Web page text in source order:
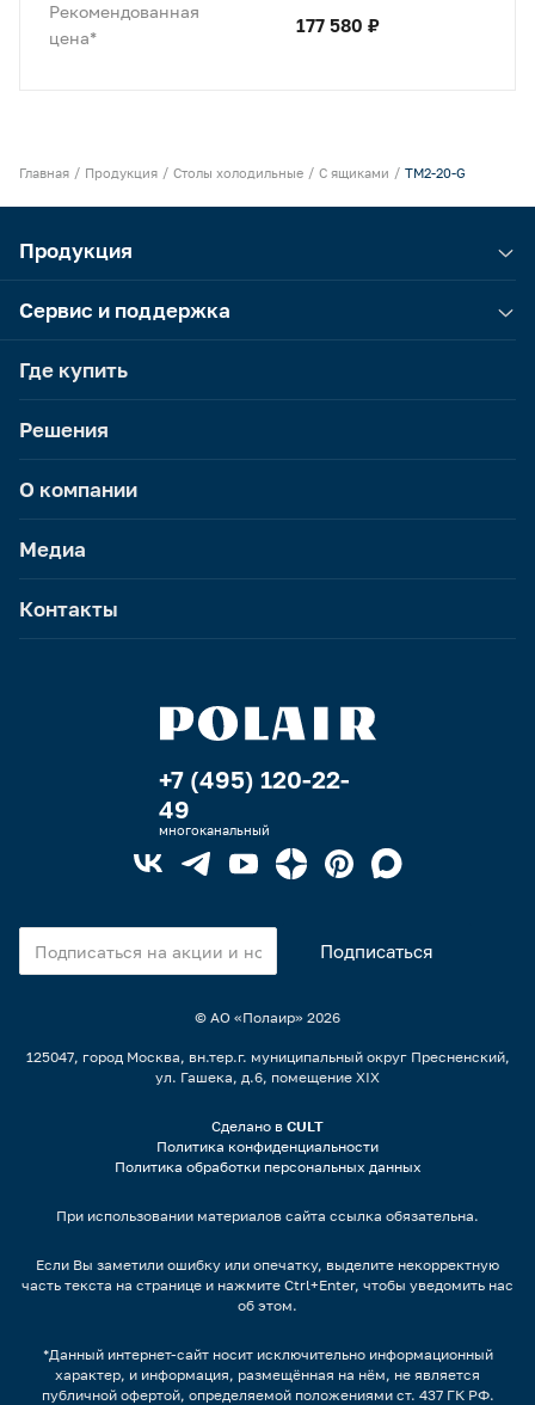
Рекомендованная
цена*
177 580 ₽
Главная Продукция Столы холодильные С ящиками TM2-20-G
Продукция
Сервис и поддержка
Где купить
Решения
О компании
Медиа
Контакты
+7 (495) 120-22-
49
многоканальный
© АО «Полаир» 2026
125047, город Москва, вн.тер.г. муниципальный округ Пресненский,
ул. Гашека, д.6, помещение XIX
Сделано в CULT
Политика конфиденциальности
Политика обработки персональных данных
При использовании материалов сайта ссылка обязательна.
Если Вы заметили ошибку или опечатку, выделите некорректную
часть текста на странице и нажмите Ctrl+Enter, чтобы уведомить нас
об этом.
*Данный интернет-сайт носит исключительно информационный
характер, и информация, размещённая на нём, не является
публичной офертой, определяемой положениями ст. 437 ГК РФ.